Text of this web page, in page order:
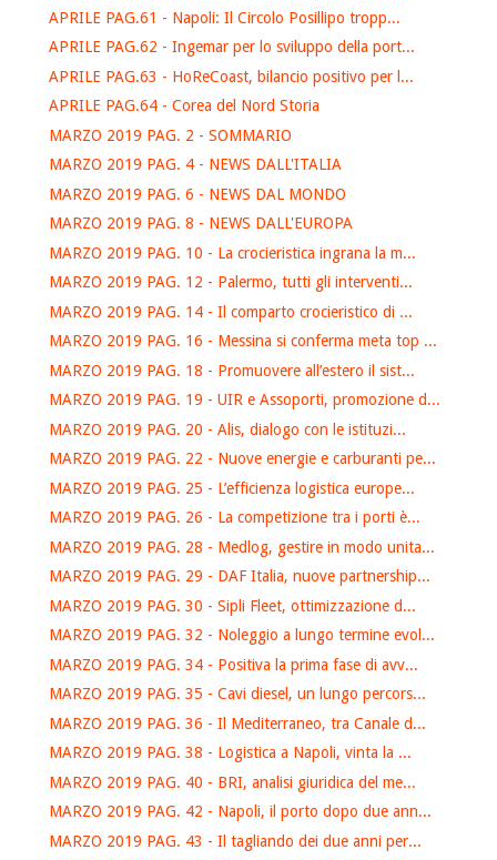
APRILE PAG.61 - Napoli: Il Circolo Posillipo tropp...
APRILE PAG.62 - Ingemar per lo sviluppo della port...
APRILE PAG.63 - HoReCoast, bilancio positivo per l...
APRILE PAG.64 - Corea del Nord Storia
MARZO 2019 PAG. 2 - SOMMARIO
MARZO 2019 PAG. 4 - NEWS DALL'ITALIA
MARZO 2019 PAG. 6 - NEWS DAL MONDO
MARZO 2019 PAG. 8 - NEWS DALL'EUROPA
MARZO 2019 PAG. 10 - La crocieristica ingrana la m...
MARZO 2019 PAG. 12 - Palermo, tutti gli interventi...
MARZO 2019 PAG. 14 - Il comparto crocieristico di ...
MARZO 2019 PAG. 16 - Messina si conferma meta top ...
MARZO 2019 PAG. 18 - Promuovere all’estero il sist...
MARZO 2019 PAG. 19 - UIR e Assoporti, promozione d...
MARZO 2019 PAG. 20 - Alis, dialogo con le istituzi...
MARZO 2019 PAG. 22 - Nuove energie e carburanti pe...
MARZO 2019 PAG. 25 - L’efficienza logistica europe...
MARZO 2019 PAG. 26 - La competizione tra i porti è...
MARZO 2019 PAG. 28 - Medlog, gestire in modo unita...
MARZO 2019 PAG. 29 - DAF Italia, nuove partnership...
MARZO 2019 PAG. 30 - Sipli Fleet, ottimizzazione d...
MARZO 2019 PAG. 32 - Noleggio a lungo termine evol...
MARZO 2019 PAG. 34 - Positiva la prima fase di avv...
MARZO 2019 PAG. 35 - Cavi diesel, un lungo percors...
MARZO 2019 PAG. 36 - Il Mediterraneo, tra Canale d...
MARZO 2019 PAG. 38 - Logistica a Napoli, vinta la ...
MARZO 2019 PAG. 40 - BRI, analisi giuridica del me...
MARZO 2019 PAG. 42 - Napoli, il porto dopo due ann...
MARZO 2019 PAG. 43 - Il tagliando dei due anni per...